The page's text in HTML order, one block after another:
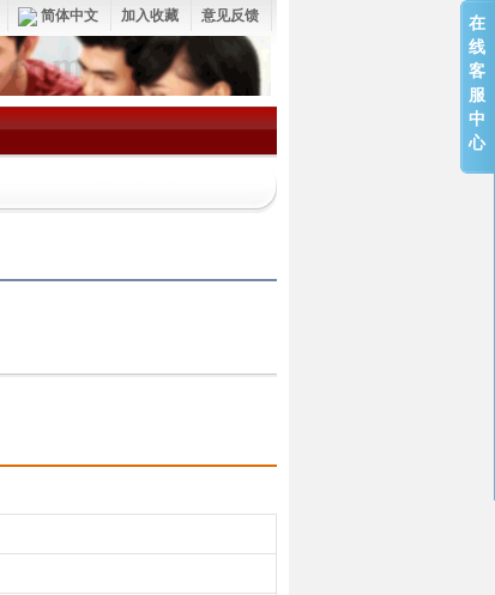
意见反馈
加入收藏
简体中文
在
线
客
服
中
心